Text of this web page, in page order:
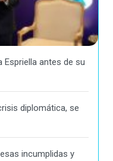
Espriella antes de su
diplomática, se
incumplidas y